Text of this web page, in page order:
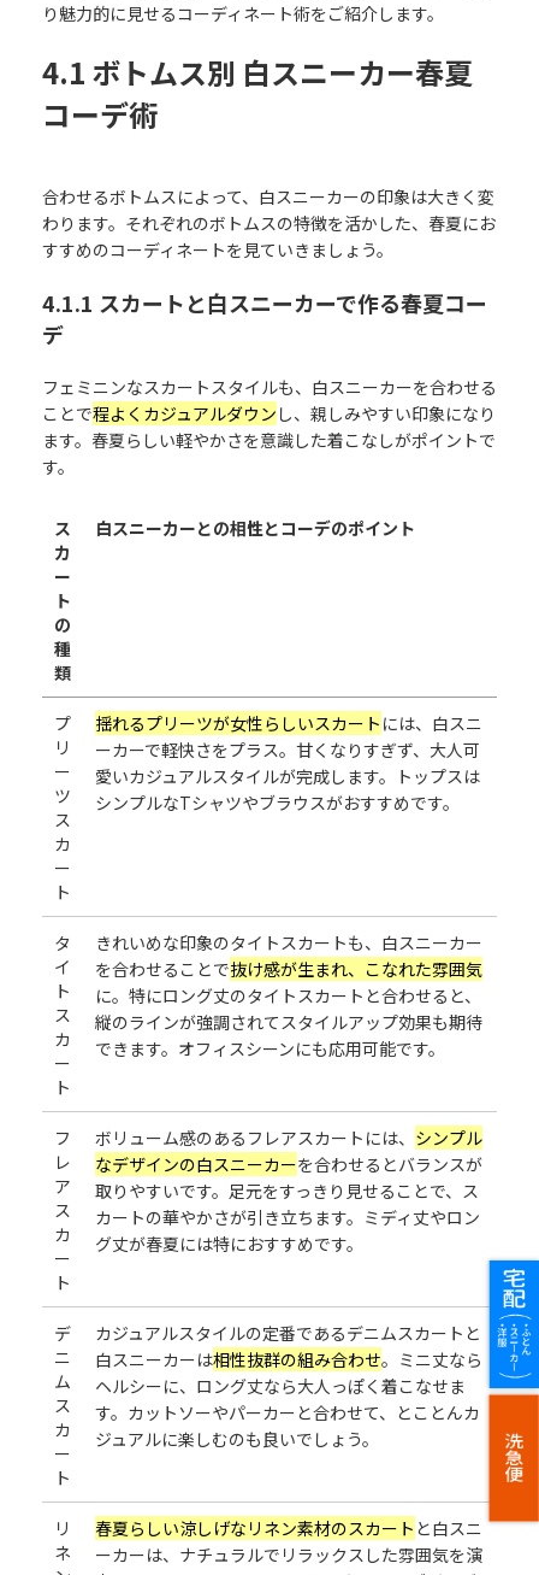
り魅力的に見せるコーディネート術をご紹介します。
4.1 ボトムス別 白スニーカー春夏
コーデ術
合わせるボトムスによって、白スニーカーの印象は大きく変
わります。それぞれのボトムスの特徴を活かした、春夏にお
すすめのコーディネートを見ていきましょう。
4.1.1 スカートと白スニーカーで作る春夏コー
デ
フェミニンなスカートスタイルも、白スニーカーを合わせる
ことで程よくカジュアルダウン し、親しみやすい印象になり
ます。春夏らしい軽やかさを意識した着こなしがポイントで
す。
ス
カ
ー
ト
の
種
類
白スニーカーとの相性とコーデのポイント
プ
リ
ー
ツ
ス
カ
ー
ト
揺れるプリーツが女性らしいスカート には、白スニ
ーカーで軽快さをプラス。甘くなりすぎず、大人可
愛いカジュアルスタイルが完成します。トップスは
シンプルなTシャツやブラウスがおすすめです。
タ
イ
ト
ス
カ
ー
ト
きれいめな印象のタイトスカートも、白スニーカー
を合わせることで抜け感が生まれ、こなれた雰囲気
に。特にロング丈のタイトスカートと合わせると、
縦のラインが強調されてスタイルアップ効果も期待
できます。オフィスシーンにも応用可能です。
フ
レ
ア
ス
カ
ー
ト
ボリューム感のあるフレアスカートには、 シンプル
なデザインの白スニーカーを合わせるとバランスが
取りやすいです。足元をすっきり見せることで、ス
カートの華やかさが引き立ちます。ミディ丈やロン
グ丈が春夏には特におすすめです。
デ
ニ
ム
ス
カ
ー
ト
カジュアルスタイルの定番であるデニムスカートと
白スニーカーは相性抜群の組み合わせ。ミニ丈なら
ヘルシーに、ロング丈なら大人っぽく着こなせま
す。カットソーやパーカーと合わせて、とことんカ
ジュアルに楽しむのも良いでしょう。
リ
ネ
春夏らしい涼しげなリネン素材のスカート と白スニ
ーカーは、ナチュラルでリラックスした雰囲気を演